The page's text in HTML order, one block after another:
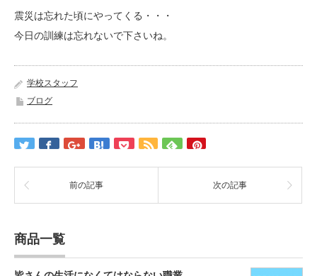
震災は忘れた頃にやってくる・・・
今日の訓練は忘れないで下さいね。
学校スタッフ
ブログ
前の記事 次の記事
商品一覧